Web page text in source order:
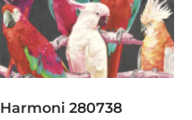
Harmoni 280738